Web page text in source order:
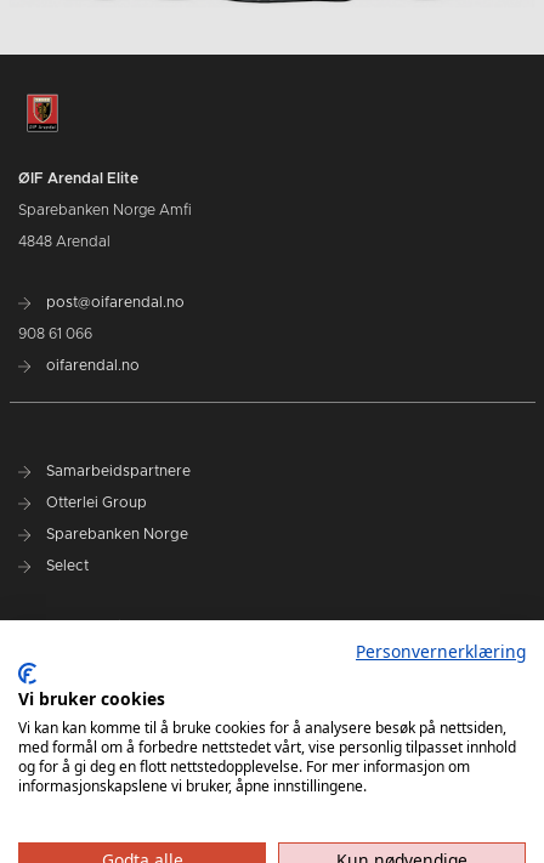
ØIF Arendal Elite
Sparebanken Norge Amfi
4848 Arendal
post@oifarendal.no
908 61 066
oifarendal.no
Samarbeidspartnere
Otterlei Group
Sparebanken Norge
Select
Spillerstall
Administrasjon
Styret
Personvernerklæring
Vi bruker cookies
Vi kan kan komme til å bruke cookies for å analysere besøk på nettsiden,
med formål om å forbedre nettstedet vårt, vise personlig tilpasset innhold
og for å gi deg en flott nettstedopplevelse. For mer informasjon om
informasjonskapslene vi bruker, åpne innstillingene.